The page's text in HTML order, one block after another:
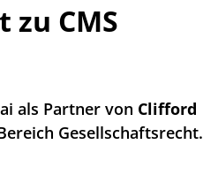
CMS
als Partner von Clifford
Gesellschaftsrecht.